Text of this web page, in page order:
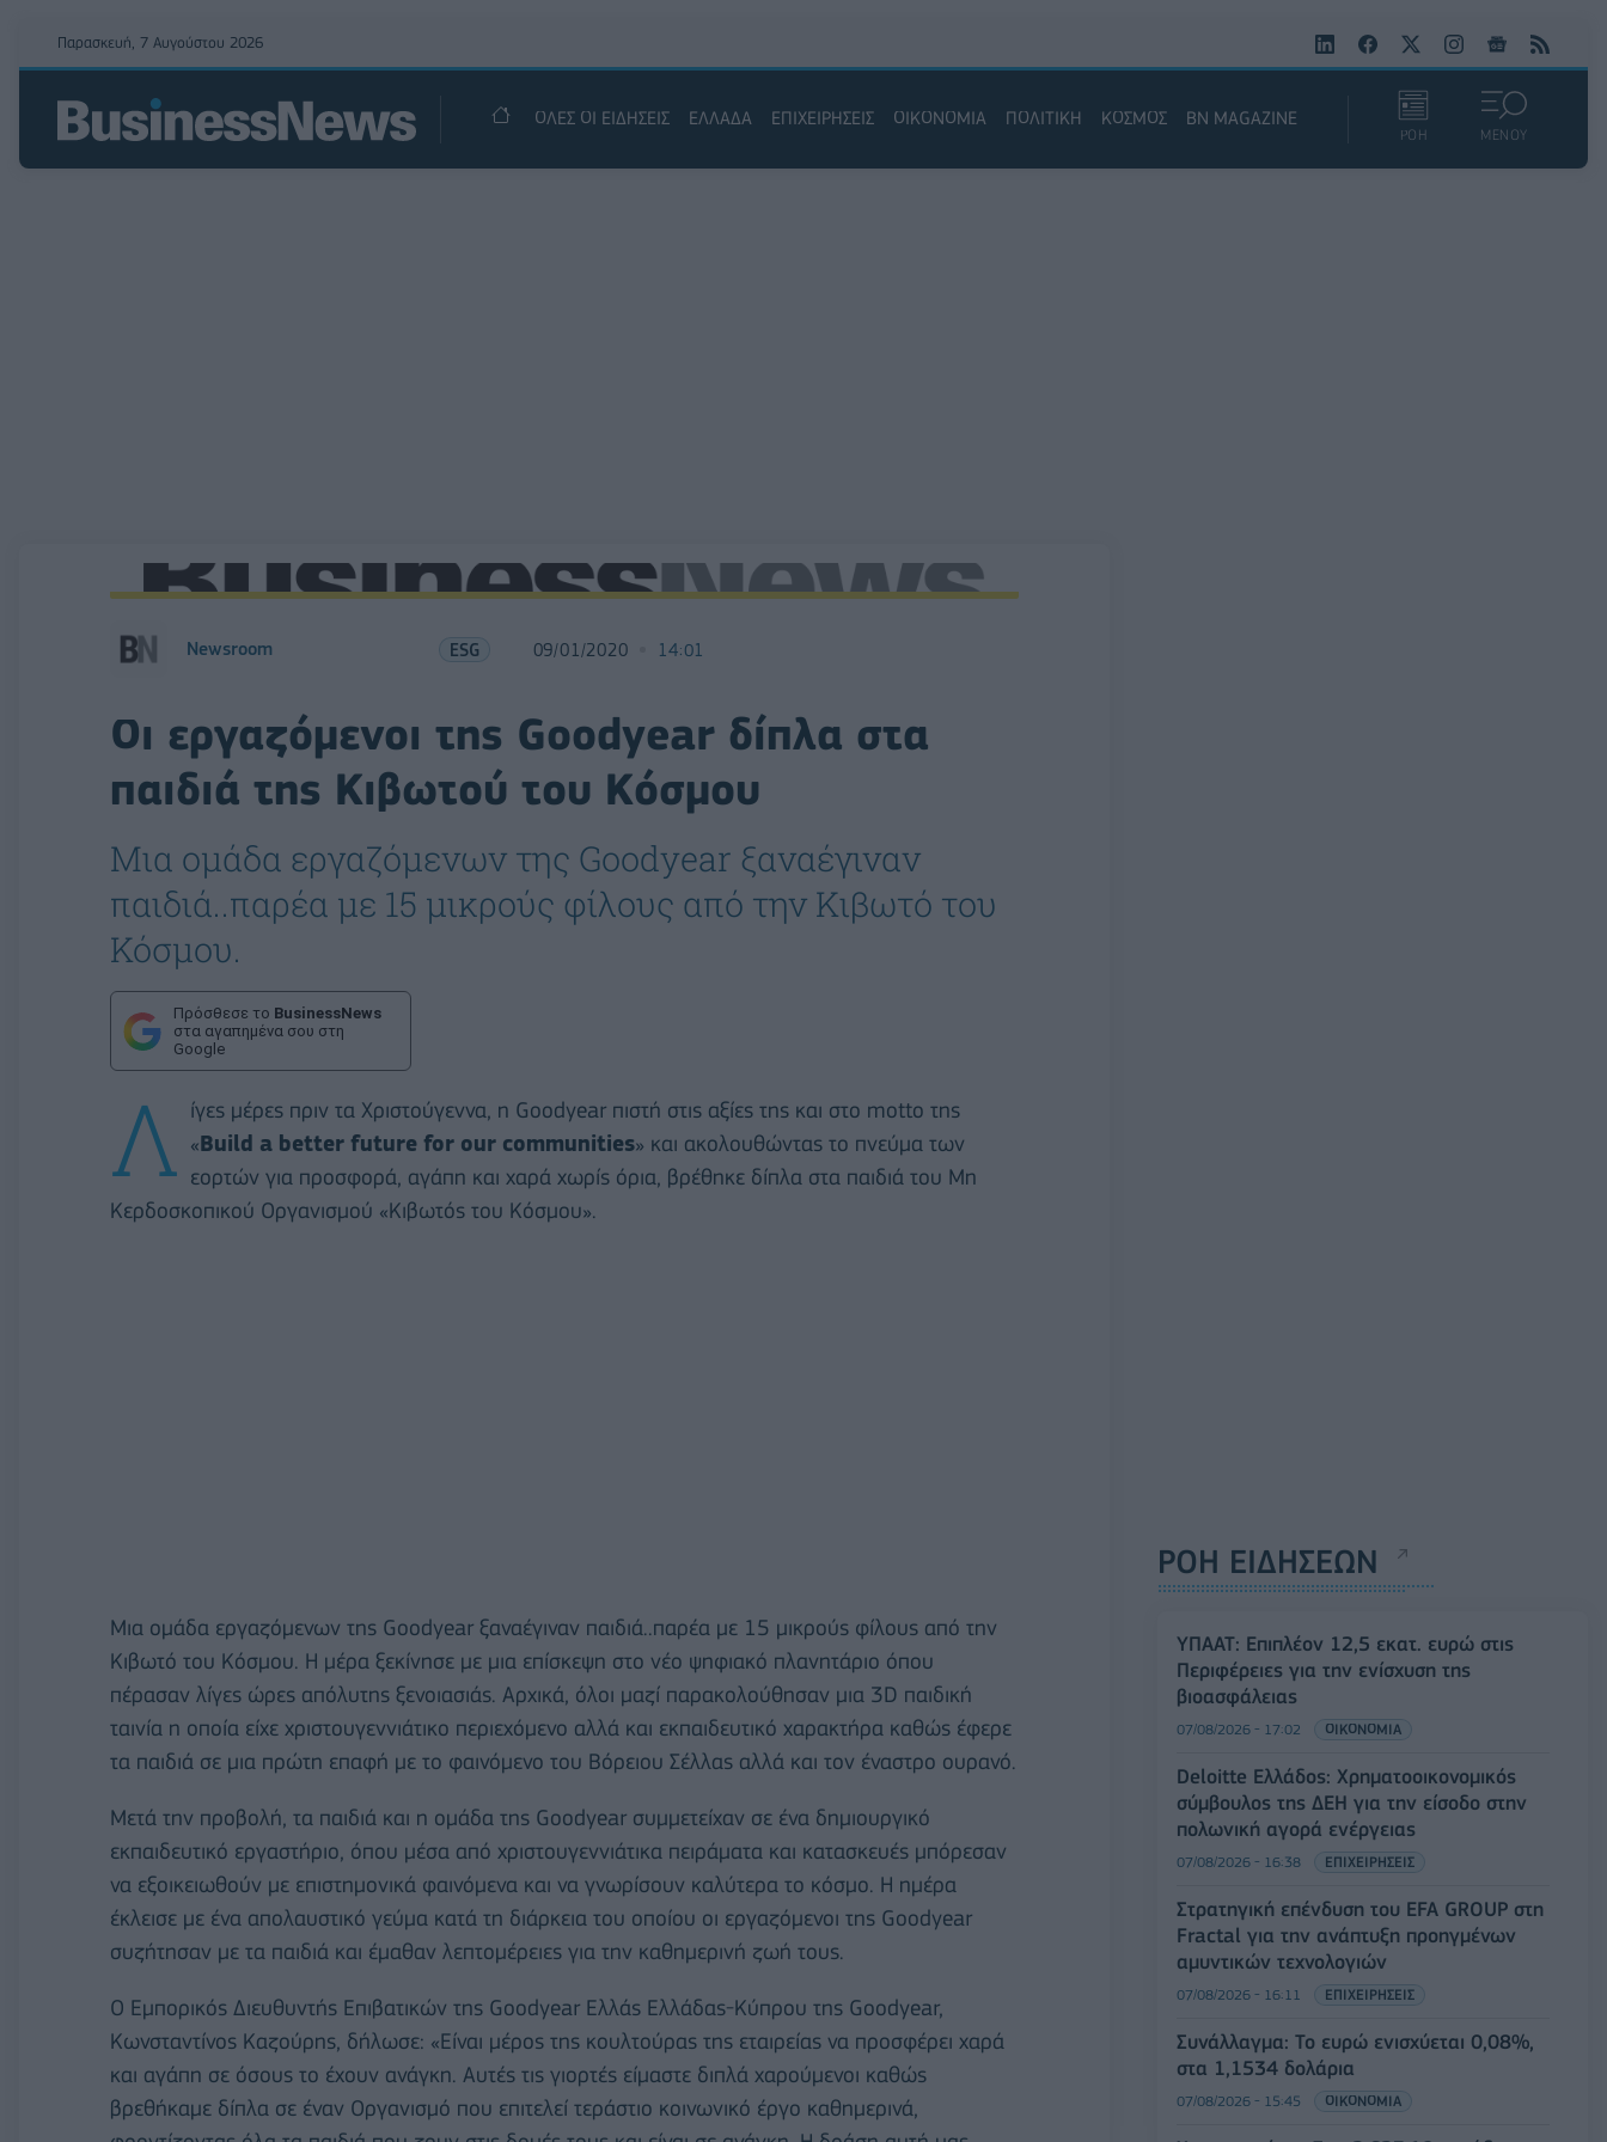
Παρασκευή, 7 Αυγούστου 2026
ΟΛΕΣ ΟΙ ΕΙΔΗΣΕΙΣ ΕΛΛΑΔΑ ΕΠΙΧΕΙΡΗΣΕΙΣ ΟΙΚΟΝΟΜΙΑ ΠΟΛΙΤΙΚΗ ΚΟΣΜΟΣ BN MAGAZINE
ΡΟΗ ΜΕΝΟΥ
Newsroom ESG 09/01/2020 14:01
Οι εργαζόμενοι της Goodyear δίπλα στα
παιδιά της Κιβωτού του Κόσμου
Μια ομάδα εργαζόμενων της Goodyear ξαναέγιναν
παιδιά..παρέα με 15 μικρούς φίλους από την Κιβωτό του
Κόσμου.
Πρόσθεσε το BusinessNews
στα αγαπημένα σου στη
Google
Λ ίγες μέρες πριν τα Χριστούγεννα, η Goodyear πιστή στις αξίες της και στο motto της
«Build a better future for our communities» και ακολουθώντας το πνεύμα των
εορτών για προσφορά, αγάπη και χαρά χωρίς όρια, βρέθηκε δίπλα στα παιδιά του Μη
Κερδοσκοπικού Οργανισμού «Κιβωτός του Κόσμου».
Μια ομάδα εργαζόμενων της Goodyear ξαναέγιναν παιδιά..παρέα με 15 μικρούς φίλους από την
Κιβωτό του Κόσμου. Η μέρα ξεκίνησε με μια επίσκεψη στο νέο ψηφιακό πλανητάριο όπου
πέρασαν λίγες ώρες απόλυτης ξενοιασιάς. Αρχικά, όλοι μαζί παρακολούθησαν μια 3D παιδική
ταινία η οποία είχε χριστουγεννιάτικο περιεχόμενο αλλά και εκπαιδευτικό χαρακτήρα καθώς έφερε
τα παιδιά σε μια πρώτη επαφή με το φαινόμενο του Βόρειου Σέλλας αλλά και τον έναστρο ουρανό.
Μετά την προβολή, τα παιδιά και η ομάδα της Goodyear συμμετείχαν σε ένα δημιουργικό
εκπαιδευτικό εργαστήριο, όπου μέσα από χριστουγεννιάτικα πειράματα και κατασκευές μπόρεσαν
να εξοικειωθούν με επιστημονικά φαινόμενα και να γνωρίσουν καλύτερα το κόσμο. Η ημέρα
έκλεισε με ένα απολαυστικό γεύμα κατά τη διάρκεια του οποίου οι εργαζόμενοι της Goodyear
συζήτησαν με τα παιδιά και έμαθαν λεπτομέρειες για την καθημερινή ζωή τους.
Ο Εμπορικός Διευθυντής Επιβατικών της Goodyear Ελλάς Ελλάδας-Κύπρου της Goodyear,
Κωνσταντίνος Καζούρης, δήλωσε: «Είναι μέρος της κουλτούρας της εταιρείας να προσφέρει χαρά
και αγάπη σε όσους το έχουν ανάγκη. Αυτές τις γιορτές είμαστε διπλά χαρούμενοι καθώς
βρεθήκαμε δίπλα σε έναν Οργανισμό που επιτελεί τεράστιο κοινωνικό έργο καθημερινά,
ΡΟΗ ΕΙΔΗΣΕΩΝ
ΥΠΑΑΤ: Επιπλέον 12,5 εκατ. ευρώ στις
Περιφέρειες για την ενίσχυση της
βιοασφάλειας
07/08/2026 - 17:02 ΟΙΚΟΝΟΜΙΑ
Deloitte Ελλάδος: Χρηματοοικονομικός
σύμβουλος της ΔΕΗ για την είσοδο στην
πολωνική αγορά ενέργειας
07/08/2026 - 16:38 ΕΠΙΧΕΙΡΗΣΕΙΣ
Στρατηγική επένδυση του EFA GROUP στη
Fractal για την ανάπτυξη προηγμένων
αμυντικών τεχνολογιών
07/08/2026 - 16:11 ΕΠΙΧΕΙΡΗΣΕΙΣ
Συνάλλαγμα: Το ευρώ ενισχύεται 0,08%,
στα 1,1534 δολάρια
07/08/2026 - 15:45 ΟΙΚΟΝΟΜΙΑ